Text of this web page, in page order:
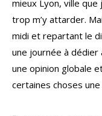
mieux Lyon, ville
trop m’y attarder.
midi et repartant le
une journée à
une opinion globale
certaines choses